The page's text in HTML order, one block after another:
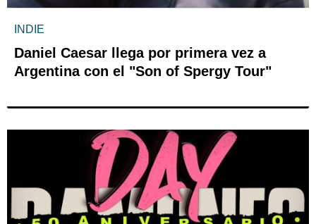
INDIE
Daniel Caesar llega por primera vez a
Argentina con el "Son of Spergy Tour"